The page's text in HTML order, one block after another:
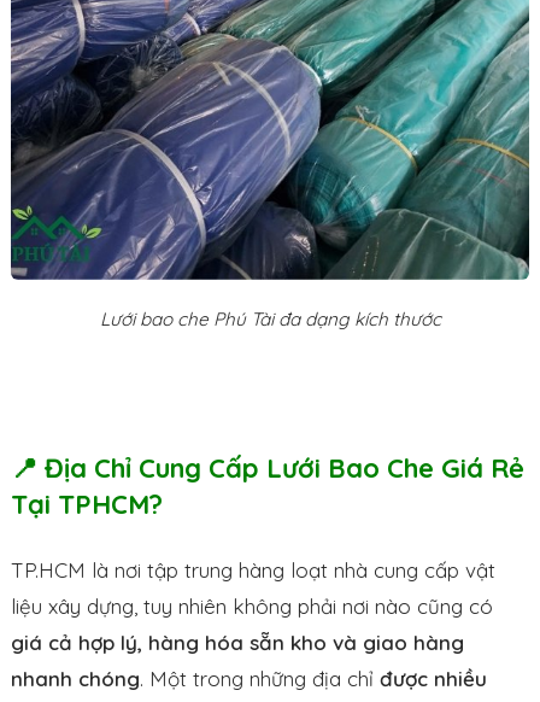
Lưới bao che Phú Tài đa dạng kích thước
📍 Địa Chỉ Cung Cấp Lưới Bao Che Giá Rẻ
Tại TPHCM?
TP.HCM là nơi tập trung hàng loạt nhà cung cấp vật
liệu xây dựng, tuy nhiên không phải nơi nào cũng có
giá cả hợp lý, hàng hóa sẵn kho và giao hàng
nhanh chóng. Một trong những địa chỉ được nhiều